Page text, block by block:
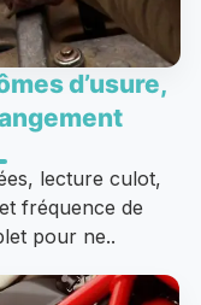
d’usure,
lecture culot,
fréquence de
pour ne..